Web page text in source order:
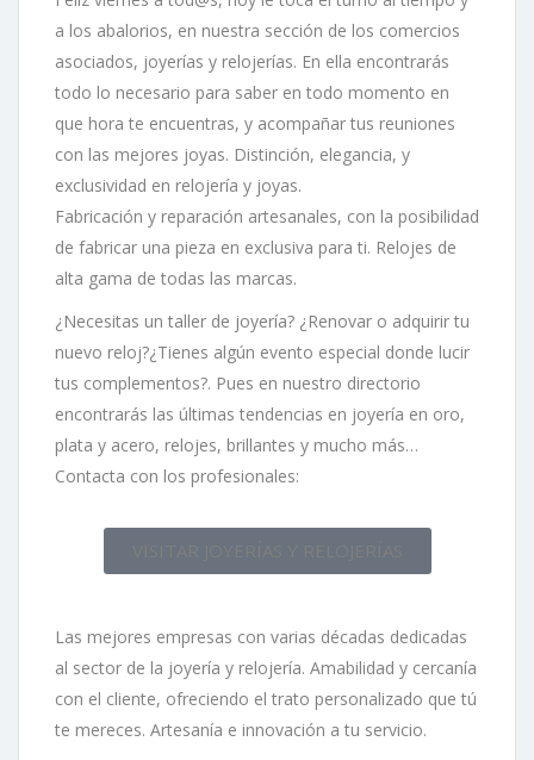
a los abalorios, en nuestra sección de los comercios
asociados, joyerías y relojerías. En ella encontrarás
todo lo necesario para saber en todo momento en
que hora te encuentras, y acompañar tus reuniones
con las mejores joyas. Distinción, elegancia, y
exclusividad en relojería y joyas.
Fabricación y reparación artesanales, con la posibilidad
de fabricar una pieza en exclusiva para ti. Relojes de
alta gama de todas las marcas.
¿Necesitas un taller de joyería? ¿Renovar o adquirir tu
nuevo reloj?¿Tienes algún evento especial donde lucir
tus complementos?. Pues en nuestro directorio
encontrarás las últimas tendencias en joyería en oro,
plata y acero, relojes, brillantes y mucho más…
Contacta con los profesionales:
Las mejores empresas con varias décadas dedicadas
al sector de la joyería y relojería. Amabilidad y cercanía
con el cliente, ofreciendo el trato personalizado que tú
te mereces. Artesanía e innovación a tu servicio.